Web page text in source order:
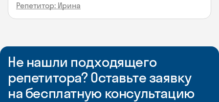
Репетитор: Ирина
Не нашли подходящего
репетитора? Оставьте заявку
на бесплатную консультацию